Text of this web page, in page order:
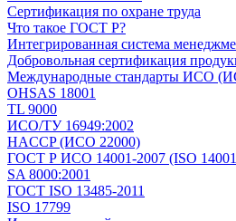
Сертификация по охране труда
Что такое ГОСТ Р?
Интегрированная система
Добровольная сертификация
Международные стандарты ИСО
OHSAS 18001
TL 9000
ИСО/ТУ 16949:2002
HACCP (ИСО 22000)
ГОСТ Р ИСО 14001-2007 (ISO
SA 8000:2001
ГОСТ ISO 13485-2011
ISO 17799